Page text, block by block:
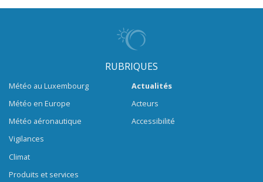
RUBRIQUES
Météo au Luxembourg
Météo en Europe
Météo aéronautique
Vigilances
Climat
Produits et services
Actualités
Acteurs
Accessibilité